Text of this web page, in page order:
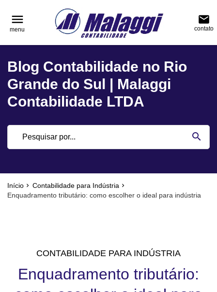
menu
menu
email
contato
Blog Contabilidade no Rio
Grande do Sul | Malaggi
Contabilidade LTDA
search
Início
Contabilidade para Indústria
Enquadramento tributário: como escolher o ideal para indústria
reply NAVEGAÇÃO
Blog
Contabilidade
Notícias
reply FALE CONOSCO
phone (51) 3751-0400
location_on
Rua Júlio de Castilhos, nº 983, salas 3 e 4
Encantado - Rio Grande do Sul
CONTABILIDADE PARA INDÚSTRIA
Enquadramento tributário: